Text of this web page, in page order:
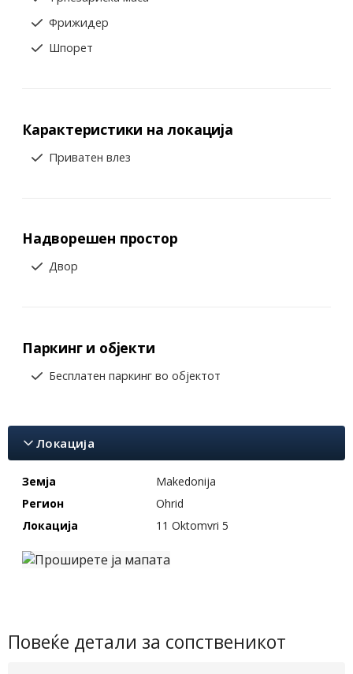
Фрижидер
Шпорет
Карактеристики на локација
Приватен влез
Надворешен простор
Двор
Паркинг и објекти
Бесплатен паркинг во објектот
Локација
Земја
Makedonija
Регион
Ohrid
Локација
11 Oktomvri 5
Повеќе детали за сопственикот